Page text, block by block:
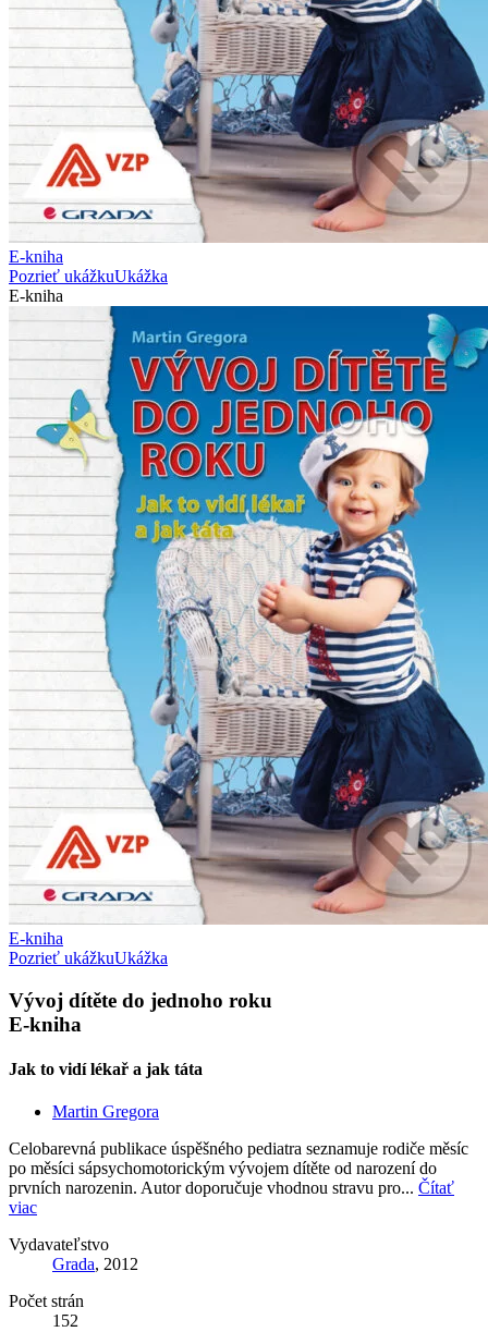
E-kniha
Pozrieť ukážkuUkážka
E-kniha
E-kniha
Pozrieť ukážkuUkážka
Vývoj dítěte do jednoho roku
E-kniha
Jak to vidí lékař a jak táta
Martin Gregora
Celobarevná publikace úspěšného pediatra seznamuje rodiče měsíc
po měsíci sápsychomotorickým vývojem dítěte od narození do
prvních narozenin. Autor doporučuje vhodnou stravu pro... Čítať
viac
Vydavateľstvo
Grada, 2012
Počet strán
152